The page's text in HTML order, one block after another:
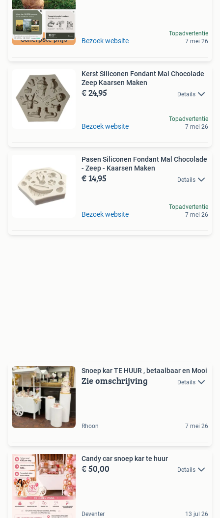
Scherpste prijs Bezoek website
Topadvertentie
7 mei 26
Kerst Siliconen Fondant Mal Chocolade
Zeep Kaarsen Maken
€ 24,95 Details
Bezoek website
Topadvertentie
7 mei 26
Pasen Siliconen Fondant Mal Chocolade
- Zeep - Kaarsen Maken
€ 14,95 Details
Bezoek website
Topadvertentie
7 mei 26
Snoep kar TE HUUR , betaalbaar en Mooi
Zie omschrijving Details
Rhoon 7 mei 26
Candy car snoep kar te huur
€ 50,00 Details
Deventer 13 jul 26